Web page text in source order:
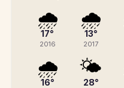
🌧️
17°
2016
🌧️
13°
2017
🌧️
16°
🌤️
28°